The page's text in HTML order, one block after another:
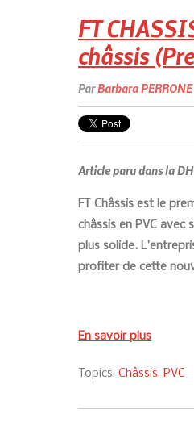
FT
châssis
ParBarbara PERRONE
Article paru dans la
FT Châssis est le
châssis en PVC
plus solide.
profiter de cette
En savoir plus
Topics: Châssis, PVC